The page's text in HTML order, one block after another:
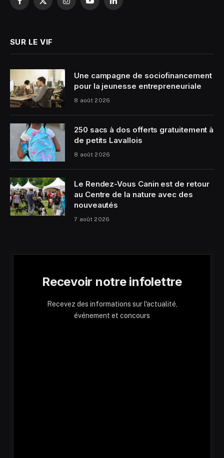
Facebook
X
InstagramYouTubeLinkedIn
SUR LE VIF
Une campagne de sociofinancement
pour la jeunesse entrepreneuriale
8 août 2026
250 sacs à dos offerts gratuitement à
de petits Lavallois
8 août 2026
Le Rendez-Vous Canin est de retour
au Centre de la nature avec des
nouveautés
7 août 2026
Recevoir notre infolettre
Recevez des informations sur l'actualité,
événement et concours